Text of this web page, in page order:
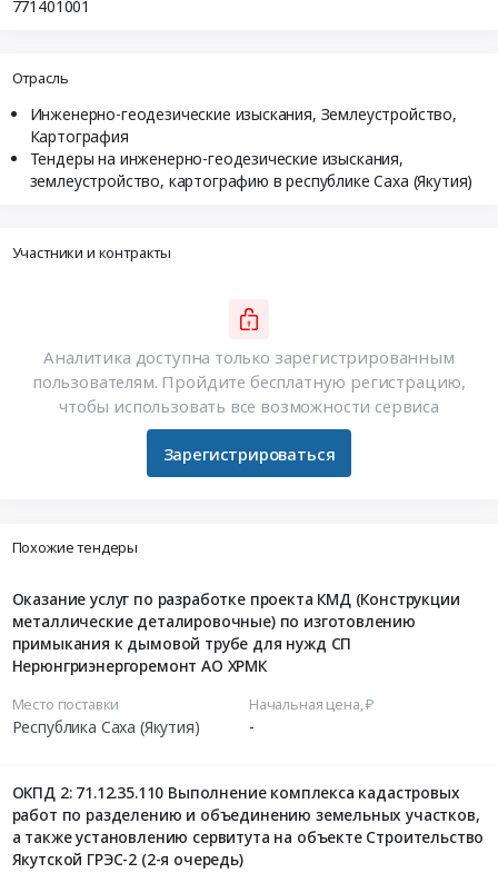
771401001
Отрасль
Инженерно-геодезические изыскания, Землеустройство,
Картография
Тендеры на инженерно-геодезические изыскания,
землеустройство, картографию в республике Саха (Якутия)
Участники и контракты
Аналитика доступна только зарегистрированным
пользователям. Пройдите бесплатную регистрацию,
чтобы использовать все возможности сервиса
Зарегистрироваться
Похожие тендеры
Оказание услуг по разработке проекта КМД (Конструкции
металлические деталировочные) по изготовлению
примыкания к дымовой трубе для нужд СП
Нерюнгриэнергоремонт АО ХРМК
Место поставки
Республика Саха (Якутия)
Начальная цена, ₽
-
ОКПД 2: 71.12.35.110 Выполнение комплекса кадастровых
работ по разделению и объединению земельных участков,
а также установлению сервитута на объекте Строительство
Якутской ГРЭС-2 (2-я очередь)